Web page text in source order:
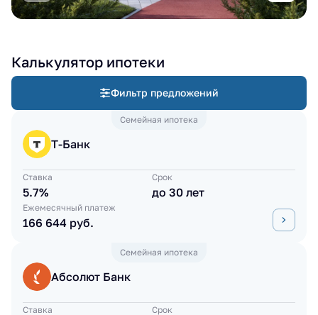
Калькулятор ипотеки
Фильтр предложений
Семейная ипотека
Т-Банк
Ставка
5.7%
Срок
до 30 лет
Ежемесячный платеж
166 644 руб.
Семейная ипотека
Абсолют Банк
Ставка Срок